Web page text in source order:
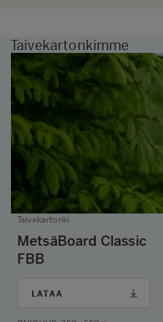
Taivekartonkimme
Taivekartonki
MetsäBoard Classic
FBB
LATAA